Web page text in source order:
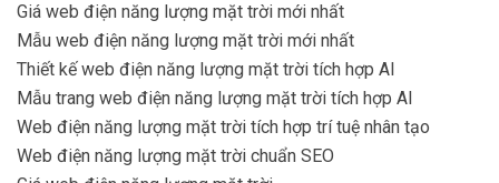
Giá web điện năng lượng mặt trời mới nhất
Mẫu web điện năng lượng mặt trời mới nhất
Thiết kế web điện năng lượng mặt trời tích hợp AI
Mẫu trang web điện năng lượng mặt trời tích hợp AI
Web điện năng lượng mặt trời tích hợp trí tuệ nhân tạo
Web điện năng lượng mặt trời chuẩn SEO